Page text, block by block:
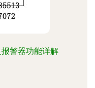
警器功能详解